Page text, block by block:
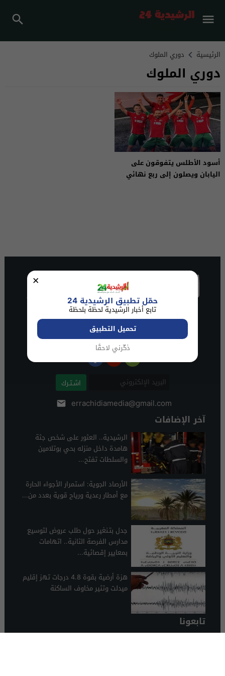
الرئيسية دوري الملوك
دوري الملوك
أسود الأطلس يتفوقون على
اليابان ويصلون إلى ربع نهائي
اشـتـرك
errachidiamedia@gmail.com
آخر الإضافات
الرشيدية.. العثور على شخص جثة
هامدة داخل منزله بحي بوتلامين
والسلطات تفتح...
الأرصاد الجوية: استمرار الأجواء الحارة
مع أمطار رعدية ورياح قوية بعدد من...
جدل بتـنغير حول طلب عروض لتوسيع
مدارس الفرصة الثانية.. اتهامات
بمعايير إقصائية...
هزة أرضية بقوة 4.8 درجات تهز إقليم
ميدلت وتثير مخاوف الساكنة
تابعونا
×
حمّل تطبيق الرشيدية 24
تابع أخبار الرشيدية لحظة بلحظة
تحميل التطبيق
ذكّرني لاحقًا